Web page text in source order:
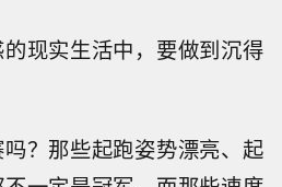
现实生活中，要做到沉得
？那些起跑姿势漂亮、起